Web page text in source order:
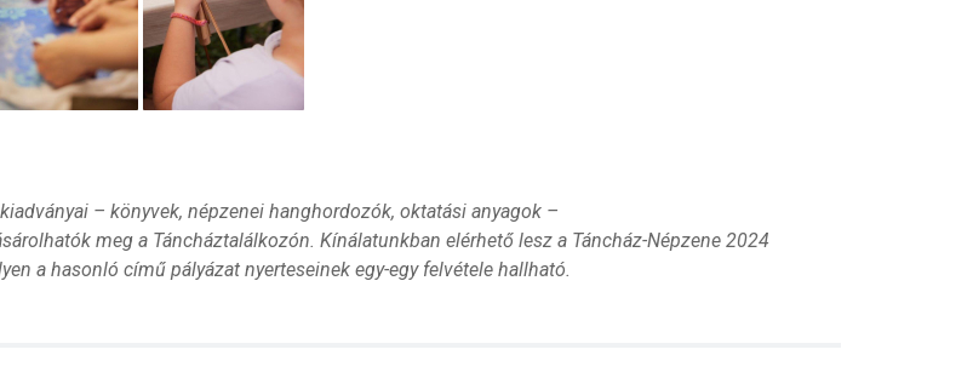
– könyvek, népzenei hanghordozók, oktatási anyagok –
meg a Táncháztalálkozón. Kínálatunkban elérhető lesz a Táncház-Népzene 2024
a hasonló című pályázat nyerteseinek egy-egy felvétele hallható.